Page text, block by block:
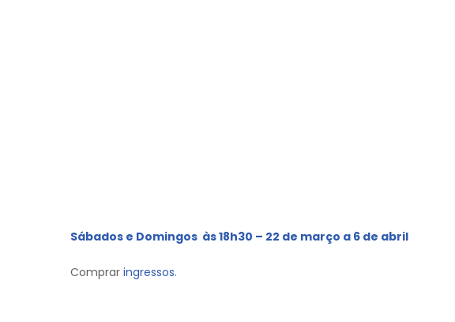
Sábados e Domingos às 18h30 – 22 de março a 6 de abril
Comprar ingressos.